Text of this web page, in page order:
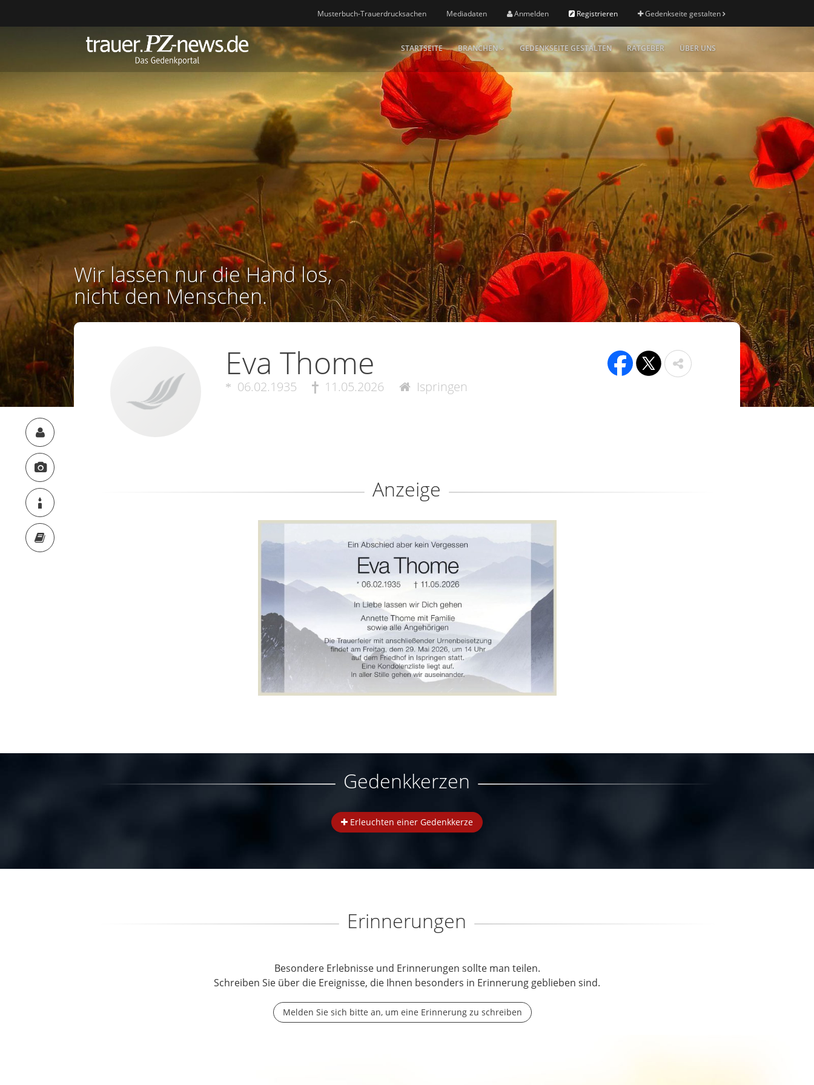
Musterbuch-Trauerdrucksachen Mediadaten Anmelden Registrieren Gedenkseite gestalten
STARTSEITE BRANCHEN GEDENKSEITE GESTALTEN RATGEBER ÜBER UNS
Wir lassen nur die Hand los,
nicht den Menschen.
Eva Thome
06.02.1935 11.05.2026 Ispringen
Anzeige
Gedenkkerzen
Erleuchten einer Gedenkkerze
Erinnerungen
Besondere Erlebnisse und Erinnerungen sollte man teilen.
Schreiben Sie über die Ereignisse, die Ihnen besonders in Erinnerung geblieben sind.
Melden Sie sich bitte an, um eine Erinnerung zu schreiben